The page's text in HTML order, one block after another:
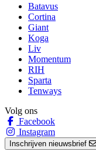
Batavus
Cortina
Giant
Koga
Liv
Momentum
RIH
Sparta
Tenways
Volg ons
Facebook
Instagram
Inschrijven nieuwsbrief